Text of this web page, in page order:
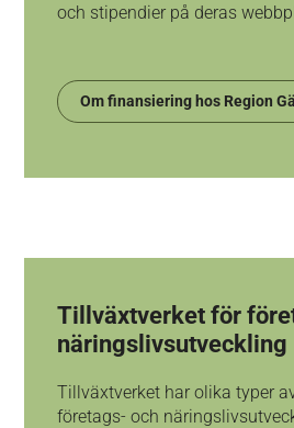
och stipendier på deras
Om finansiering hos Region
Tillväxtverket för
näringslivsutveckling
Tillväxtverket har olika typer
företags- och